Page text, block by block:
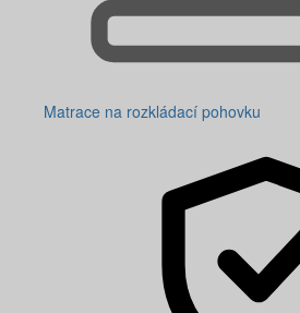
Matrace na rozkládací pohovku